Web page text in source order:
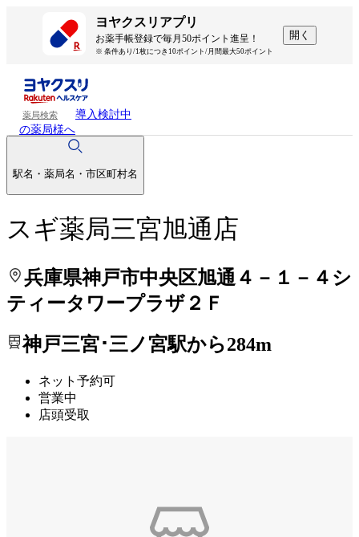
ヨヤクスリアプリ
お薬手帳登録で毎月50ポイント進呈！
※ 条件あり/1枚につき10ポイント/月間最大50ポイント
開く
薬局検索
導入検討中
の薬局様へ
駅名・薬局名・市区町村名
スギ薬局三宮旭通店
兵庫県神戸市中央区旭通４－１－４シ
ティータワープラザ２Ｆ
神戸三宮･三ノ宮駅から284m
ネット予約可
営業中
店頭受取
処方せんを送って待ち時間を短く！
処方せんを送って待ち時間を短く！